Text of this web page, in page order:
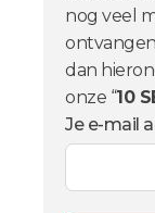
nog veel
dan
onze “10
Je e-mail